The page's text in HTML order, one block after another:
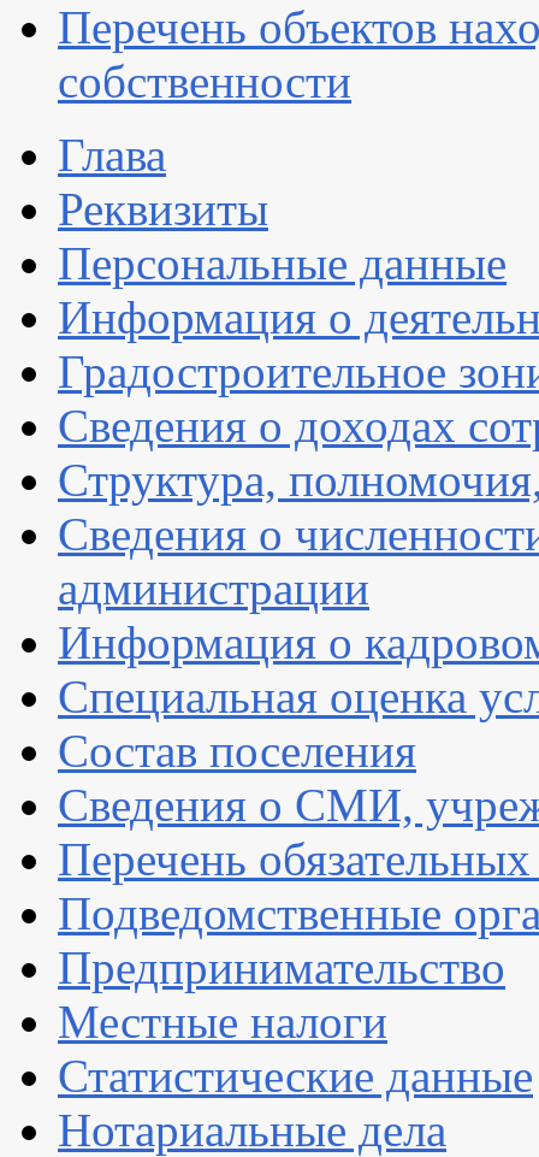
Перечень объектов
собственности
Глава
Реквизиты
Персональные данные
Информация о
Градостроительное
Сведения о доходах
Структура,
Сведения о
администрации
Информация о
Специальная оценка
Состав поселения
Сведения о СМИ,
Перечень
Подведомственные
Предпринимательство
Местные налоги
Статистические данные
Нотариальные дела